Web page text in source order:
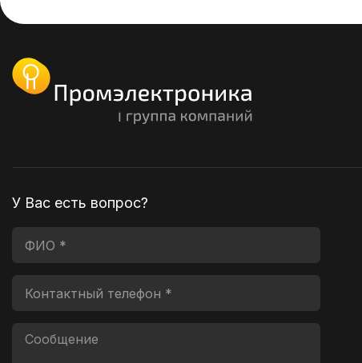
У Вас есть вопрос?